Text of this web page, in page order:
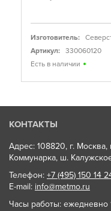
Изготовитель:
Артикул:
330060120
Есть в наличии
КОНТАКТЫ
Адрес: 108820, г. Москва,
Коммунарка, ш.
Телефон: +7 (495) 150 14
E-mail: info@metmo.ru
Часы работы: ежедневно